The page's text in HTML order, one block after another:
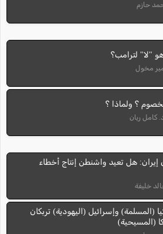
"لا" لترامب؟
؟ ولماذا ؟
إيران: هل تعيد واشنطن إنتاج أخطاء
(المسلمة) وإسرائيل (اليهودية) تربكان
(المسيحية)